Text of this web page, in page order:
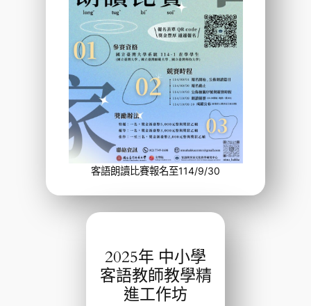
客語朗讀比賽報名至114/9/30
2025年 中小學
客語教師教學精
進工作坊